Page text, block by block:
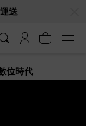
送
位時代